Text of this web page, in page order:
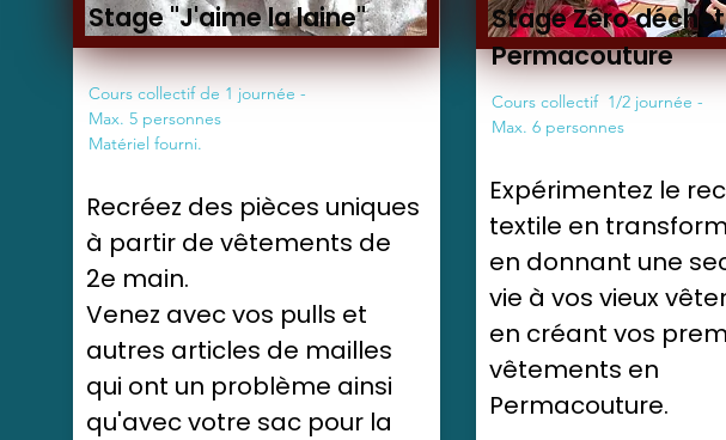
Stage "J'aime la laine"
Cours collectif de 1 journée -
Max. 5 personnes
Matériel fourni.
Recréez des pièces uniques
à partir de vêtements de
2e main.
Venez avec vos pulls et
autres articles de mailles
qui ont un problème ainsi
qu'avec votre sac pour la
Stage Zéro
Permacouture
Cours collectif 1/2 journée -
Max. 6 personnes
Expérimentez le
textile en
en donnant une
vie à vos vieux
en créant vos
vêtements en
Permacouture.